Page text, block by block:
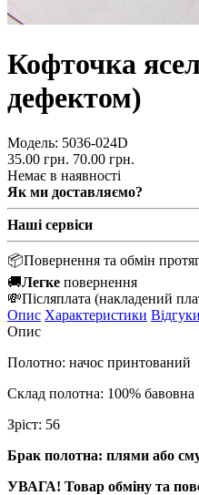
Кофточка
дефектом)
Модель: 5036-024D
35.00 грн. 70.00 грн.
Немає в наявності
Як ми доставляємо?
Наші сервіси
📦Повернення та обмін
🚚Легке повернення
💸Післяплата (накладений
Опис Характеристики
Опис
Полотно: начос принтований
Склад полотна: 100% бавовна
Зріст: 56
Брак полотна: плями або
УВАГА! Товар обміну та